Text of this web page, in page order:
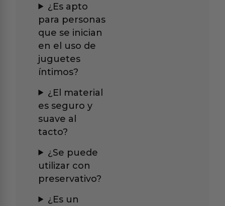
¿Es apto
para personas
que se inician
en el uso de
juguetes
íntimos?
¿El material
es seguro y
suave al
tacto?
¿Se puede
utilizar con
preservativo?
¿Es un